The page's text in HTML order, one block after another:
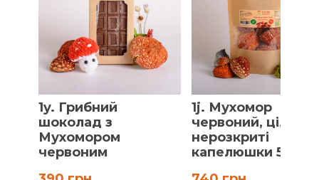
1y. Грибний
шоколад з
Мухомором
червоним
1j. Мухомор
червоний, цілі
нерозкриті
капелюшки 50 г